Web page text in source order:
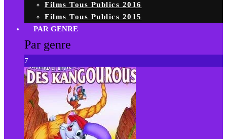
Films Tous Publics 2016
Films Tous Publics 2015
PAR GENRE
Par genre
7